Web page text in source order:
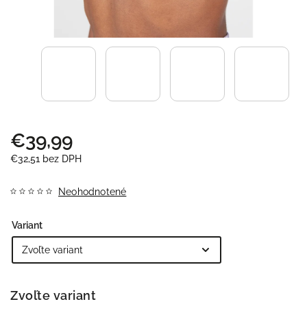
€39,99
€32,51 bez DPH
Neohodnotené
Variant
Zvoľte variant